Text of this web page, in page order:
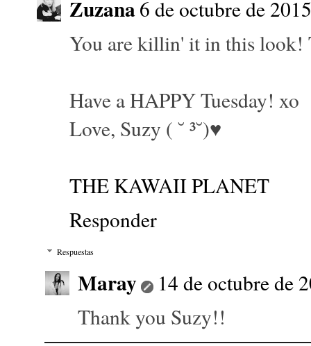
Zuzana6 de octubre de
You are killin' it in this look!
Have a HAPPY Tuesday! xo
Love, Suzy ( ˘ ³˘)♥
THE KAWAII PLANET
Responder
Respuestas
Maray
14 de octubre de
Thank you Suzy!!